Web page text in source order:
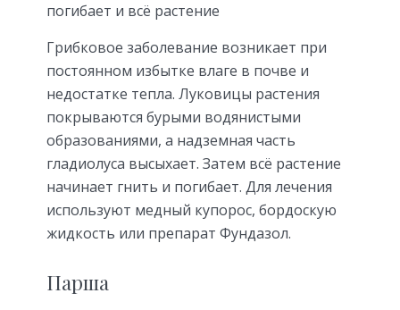
погибает и всё растение
Грибковое заболевание возникает при
постоянном избытке влаге в почве и
недостатке тепла. Луковицы растения
покрываются бурыми водянистыми
образованиями, а надземная часть
гладиолуса высыхает. Затем всё растение
начинает гнить и погибает. Для лечения
используют медный купорос, бордоскую
жидкость или препарат Фундазол.
Парша